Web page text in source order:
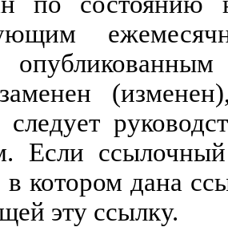
следует
Если
котором дана
эту ссылку.